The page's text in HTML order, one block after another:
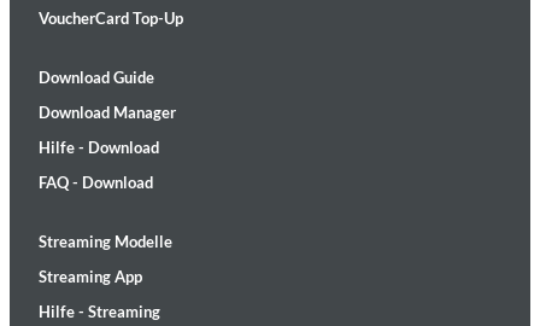
VoucherCard Top-Up
Download Guide
Download Manager
Hilfe - Download
FAQ - Download
Streaming Modelle
Streaming App
Hilfe - Streaming